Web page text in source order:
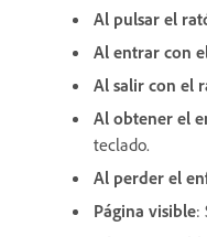
Al pulsar el
Al entrar con
Al salir con el
Al obtener el
teclado.
Al perder el
Página visible: